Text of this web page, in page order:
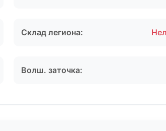
Склад легиона:
Волш. заточка: